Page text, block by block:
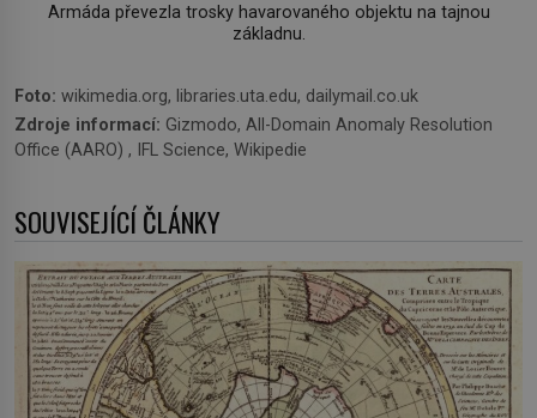
Armáda převezla trosky havarovaného objektu na tajnou
základnu.
Foto: wikimedia.org, libraries.uta.edu, dailymail.co.uk
Zdroje informací: Gizmodo, All-Domain Anomaly Resolution
Office (AARO) , IFL Science, Wikipedie
SOUVISEJÍCÍ ČLÁNKY